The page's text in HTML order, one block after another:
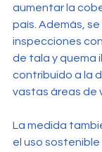
aumentar la
país. Además,
inspecciones
de tala y quema
contribuido a la
vastas áreas de
La medida
el uso